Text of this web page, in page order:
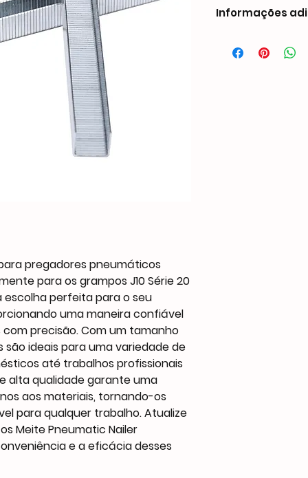
pregadores pneumáticos
para os grampos J10 Série 20
escolha perfeita para o seu
uma maneira confiável
precisão. Com um tamanho
são ideais para uma variedade de
até trabalhos profissionais
alta qualidade garante uma
aos materiais, tornando-os
para qualquer trabalho. Atualize
Meite Pneumatic Nailer
e a eficácia desses
Informações